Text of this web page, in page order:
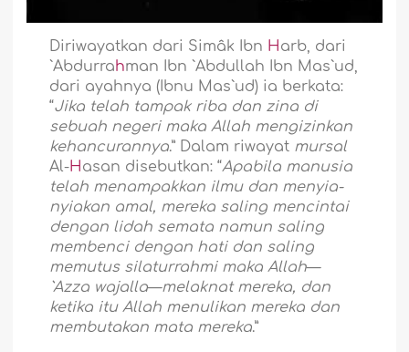
Diriwayatkan dari Simâk Ibn Harb, dari
`Abdurrahman Ibn `Abdullah Ibn Mas`ud,
dari ayahnya (Ibnu Mas`ud) ia berkata:
“Jika telah tampak riba dan zina di
sebuah negeri maka Allah mengizinkan
kehancurannya.” Dalam riwayat mursal
Al-Hasan disebutkan: “Apabila manusia
telah menampakkan ilmu dan menyia-
nyiakan amal, mereka saling mencintai
dengan lidah semata namun saling
membenci dengan hati dan saling
memutus silaturrahmi maka Allah—
`Azza wajalla—melaknat mereka, dan
ketika itu Allah menulikan mereka dan
membutakan mata mereka.”